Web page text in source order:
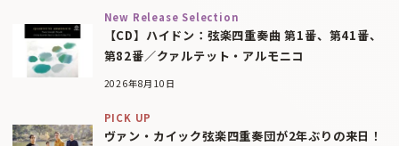
New Release Selection
【CD】ハイドン：弦楽四重奏曲 第1番、第41番、
第82番／クァルテット・アルモニコ
2026年8月10日
PICK UP
ヴァン・カイック弦楽四重奏団が2年ぶりの来日！